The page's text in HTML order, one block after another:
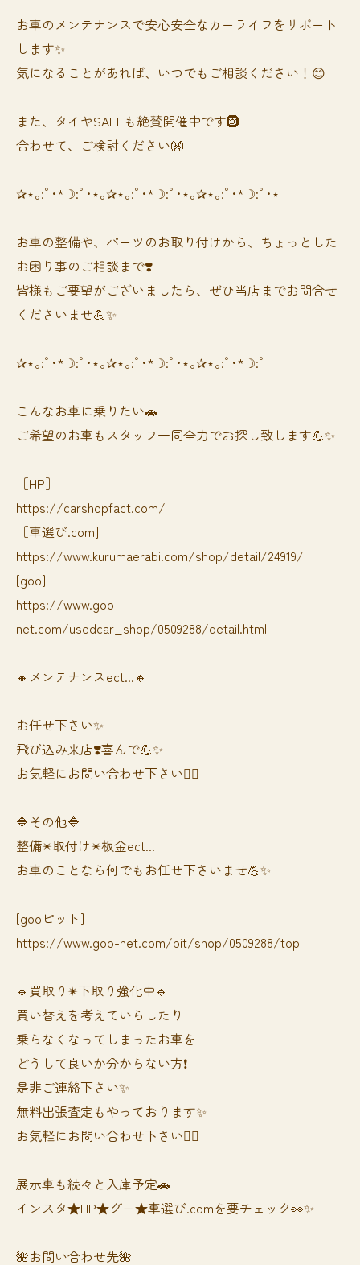
お車のメンテナンスで安心安全なカーライフをサポート
します✨
気になることがあれば、いつでもご相談ください！😊
また、タイヤSALEも絶賛開催中です🛞
合わせて、ご検討ください👐
✰⋆｡:ﾟ･*☽:ﾟ･⋆｡✰⋆｡:ﾟ･*☽:ﾟ･⋆｡✰⋆｡:ﾟ･*☽:ﾟ･⋆
お車の整備や、パーツのお取り付けから、ちょっとした
お困り事のご相談まで❣️
皆様もご要望がございましたら、ぜひ当店までお問合せ
くださいませ💪✨
✰⋆｡:ﾟ･*☽:ﾟ･⋆｡✰⋆｡:ﾟ･*☽:ﾟ･⋆｡✰⋆｡:ﾟ･*☽:ﾟ
⁡⁡⁡こんなお車に乗りたい🚗
ご希望のお車もスタッフ一同全力でお探し致します💪✨
［HP］
https://carshopfact.com/
［車選び.com]
https://www.kurumaerabi.com/shop/detail/24919/
[goo]
https://www.goo-
net.com/usedcar_shop/0509288/detail.html
🔸メンテナンスect...🔸
お任せ下さい✨
飛び込み来店❣️喜んで💪✨
お気軽にお問い合わせ下さい🙆‍♀️
🔷その他🔷
整備✴︎取付け✴︎板金ect...
お車のことなら何でもお任せ下さいませ💪✨
[gooピット]
https://www.goo-net.com/pit/shop/0509288/top
🔹買取り✴︎下取り強化中🔹
買い替えを考えていらしたり
乗らなくなってしまったお車を
どうして良いか分からない方❗️
是非ご連絡下さい✨
無料出張査定もやっております✨
お気軽にお問い合わせ下さい🙆‍♀️
展示車も続々と入庫予定🚗
インスタ★HP★グー★車選び.comを要チェック👀✨
🌺お問い合わせ先🌺